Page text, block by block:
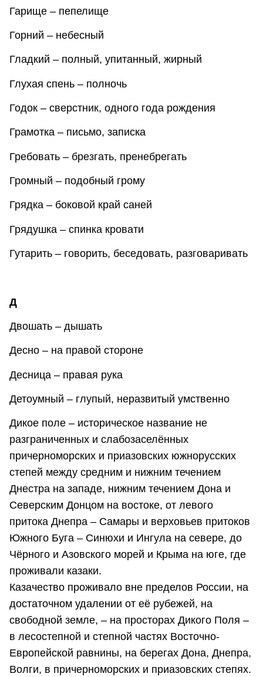
Гарище – пепелище
Горний – небесный
Гладкий – полный, упитанный, жирный
Глухая спень – полночь
Годок – сверстник, одного года рождения
Грамотка – письмо, записка
Гребовать – брезгать, пренебрегать
Громный – подобный грому
Грядка – боковой край саней
Грядушка – спинка кровати
Гутарить – говорить, беседовать, разговаривать
Д
Двошать – дышать
Десно – на правой стороне
Десница – правая рука
Детоумный – глупый, неразвитый умственно
Дикое поле – историческое название не
разграниченных и слабозаселённых
причерноморских и приазовских южнорусских
степей между средним и нижним течением
Днестра на западе, нижним течением Дона и
Северским Донцом на востоке, от левого
притока Днепра – Самары и верховьев притоков
Южного Буга – Синюхи и Ингула на севере, до
Чёрного и Азовского морей и Крыма на юге, где
проживали казаки.
Казачество проживало вне пределов России, на
достаточном удалении от её рубежей, на
свободной земле, – на просторах Дикого Поля –
в лесостепной и степной частях Восточно-
Европейской равнины, на берегах Дона, Днепра,
Волги, в причерноморских и приазовских степях.